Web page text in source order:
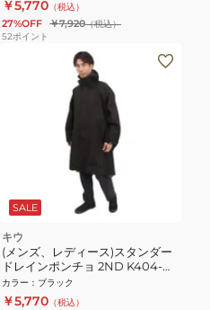
￥5,770 （税込）
27%OFF ￥7,920（税込）
52ポイント
SALE
キウ
(メンズ、レディース)スタンダー
ドレインポンチョ 2ND K404-
900 ブラック
カラー ： ブラック
￥5,770 （税込）